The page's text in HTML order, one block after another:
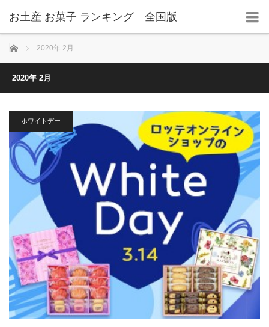
お土産 お菓子 ランキング 全国版
ホーム 2020年 2月
2020年 2月
ホワイトデー